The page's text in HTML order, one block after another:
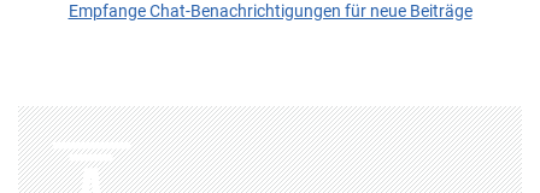
Empfange Chat-Benachrichtigungen für neue Beiträge